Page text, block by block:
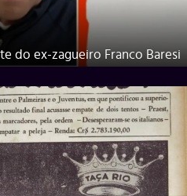
do ex-zagueiro Franco Baresi